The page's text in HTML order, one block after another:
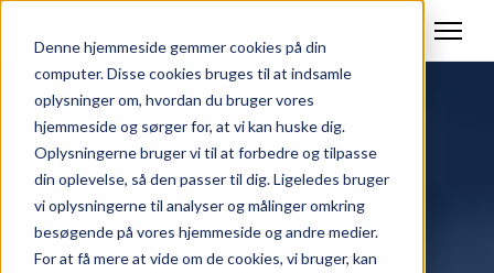
Denne hjemmeside gemmer cookies på din
computer. Disse cookies bruges til at indsamle
oplysninger om, hvordan du bruger vores
hjemmeside og sørger for, at vi kan huske dig.
Oplysningerne bruger vi til at forbedre og tilpasse
din oplevelse, så den passer til dig. Ligeledes bruger
vi oplysningerne til analyser og målinger omkring
besøgende på vores hjemmeside og andre medier.
For at få mere at vide om de cookies, vi bruger, kan